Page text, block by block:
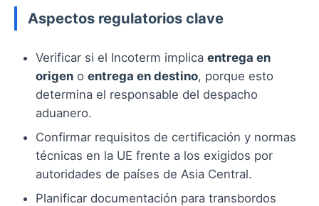
Aspectos regulatorios clave
Verificar si el Incoterm implica entrega en
origen o entrega en destino, porque esto
determina el responsable del despacho
aduanero.
Confirmar requisitos de certificación y normas
técnicas en la UE frente a los exigidos por
autoridades de países de Asia Central.
Planificar documentación para transbordos